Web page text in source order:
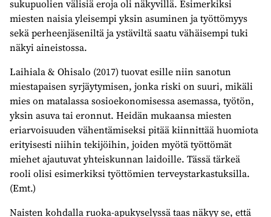
sukupuolien välisiä eroja oli näkyvillä. Esimerkiksi
miesten naisia yleisempi yksin asuminen ja työttömyys
sekä perheenjäseniltä ja ystäviltä saatu vähäisempi tuki
näkyi aineistossa.
Laihiala & Ohisalo (2017) tuovat esille niin sanotun
miestapaisen syrjäytymisen, jonka riski on suuri, mikäli
mies on matalassa sosioekonomisessa asemassa, työtön,
yksin asuva tai eronnut. Heidän mukaansa miesten
eriarvoisuuden vähentämiseksi pitää kiinnittää huomiota
erityisesti niihin tekijöihin, joiden myötä työttömät
miehet ajautuvat yhteiskunnan laidoille. Tässä tärkeä
rooli olisi esimerkiksi työttömien terveystarkastuksilla.
(Emt.)
Naisten kohdalla ruoka-apukyselyssä taas näkyy se, että